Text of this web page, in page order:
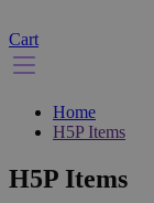
Cart
Home
H5P Items
H5P Items